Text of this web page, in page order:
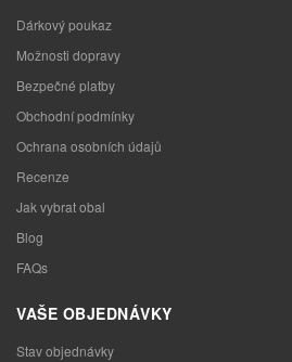
Dárkový poukaz
Možnosti dopravy
Bezpečné platby
Obchodní podmínky
Ochrana osobních údajů
Recenze
Jak vybrat obal
Blog
FAQs
VAŠE OBJEDNÁVKY
Stav objednávky